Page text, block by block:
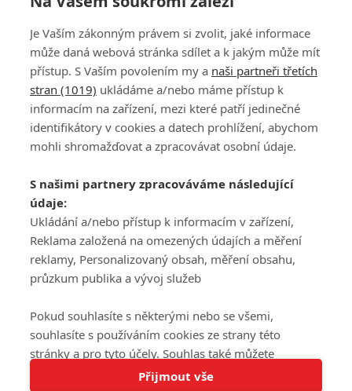
Tato stránka používá soubory cookies.
PŘIHLÁSIT
REGISTROVAT
DISKUZE
Šéfredaktorkou webu jePetr Slavík, e-mailserialy@fandimefilmu.cz
Máte-li zájem o inzerci na našem webu napište nám na e-mail
studio@koncal.com
Ochrana osobních údajů|Zásady používání cookies |Pravidla webu
Upravit nastavení soukromí
© 2016 – 2026 FandimeSerialum.cz / All rights reserved /
Je Vaším zákonným právem si zvolit, jaké informace
může daná webová stránka sdílet a k jakým může mít
přístup. S Vaším povolením my a naši partneři třetích
stran (1019) ukládáme a/nebo máme přístup k
informacím na zařízení, mezi které patří jedinečné
identifikátory v cookies a datech prohlížení, abychom
mohli shromažďovat a zpracovávat osobní údaje.
S našimi partnery zpracováváme následující
údaje:
Ukládání a/nebo přístup k informacím v zařízení,
Reklama založená na omezených údajích a měření
reklamy, Personalizovaný obsah, měření obsahu,
průzkum publika a vývoj služeb
Pokud souhlasíte s některými nebo se všemi,
souhlasíte s používáním cookies ze strany této
stránky a pro tyto účely. Souhlas také můžete
odmítnout, ale v takovém případě vám na stránce
Přijmout vše